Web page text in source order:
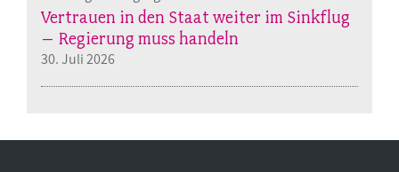
Vertrauen in den Staat weiter im Sinkflug
– Regierung muss handeln
30. Juli 2026